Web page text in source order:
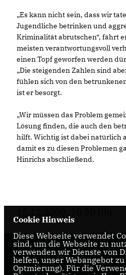
Es kann nicht sein, dass wir
Jugendliche betrinken und
Kriminalität abrutschen“, fährt
meisten verantwortungsvoll
einen Topf geworfen werden
Die steigenden Zahlen sind
fühlen sich von den
ist er besorgt.
Wir müssen das Problem
Lösung finden, die auch den
hilft. Wichtig ist dabei natürlich
damit es zu diesen Problemen
Hinrichs abschließend.
Internetseite der CDU-
Braunschweig, mit
Cookie Hinweis
Diese Webseite verwendet
sind, um die Webseite zu
verwenden wir Dienste von
helfen, unser Webangebot
Optmierung). Für die